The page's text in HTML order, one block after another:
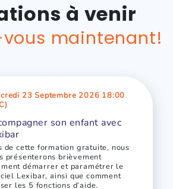
à venir
maintenant!
23 Septembre 2026 18:00
son enfant avec
de cette formation gratuite, nous
présenterons brièvement
démarrer et paramétrer le
Lexibar, ainsi que comment
les 5 fonctions d’aide.